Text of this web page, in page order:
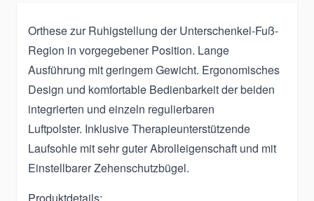
Orthese zur Ruhigstellung der Unterschenkel-Fuß-
Region in vorgegebener Position. Lange
Ausführung mit geringem Gewicht. Ergonomisches
Design und komfortable Bedienbarkeit der beiden
integrierten und einzeln regulierbaren
Luftpolster. Inklusive Therapieunterstützende
Laufsohle mit sehr guter Abrolleigenschaft und mit
Einstellbarer Zehenschutzbügel.